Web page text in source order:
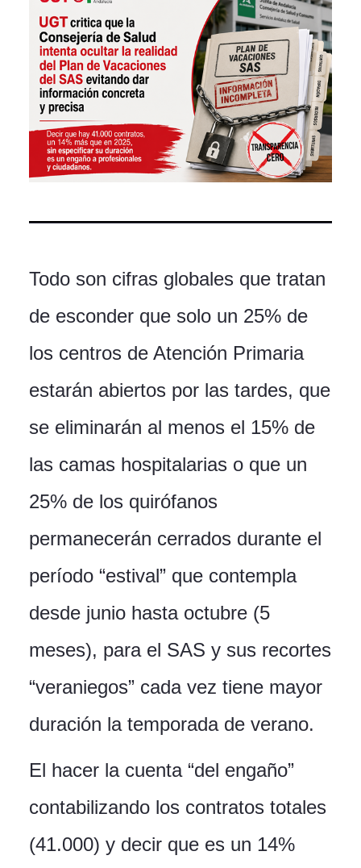
Todo son cifras globales que tratan
de esconder que solo un 25% de
los centros de Atención Primaria
estarán abiertos por las tardes, que
se eliminarán al menos el 15% de
las camas hospitalarias o que un
25% de los quirófanos
permanecerán cerrados durante el
período “estival” que contempla
desde junio hasta octubre (5
meses), para el SAS y sus recortes
“veraniegos” cada vez tiene mayor
duración la temporada de verano.
El hacer la cuenta “del engaño”
contabilizando los contratos totales
(41.000) y decir que es un 14%